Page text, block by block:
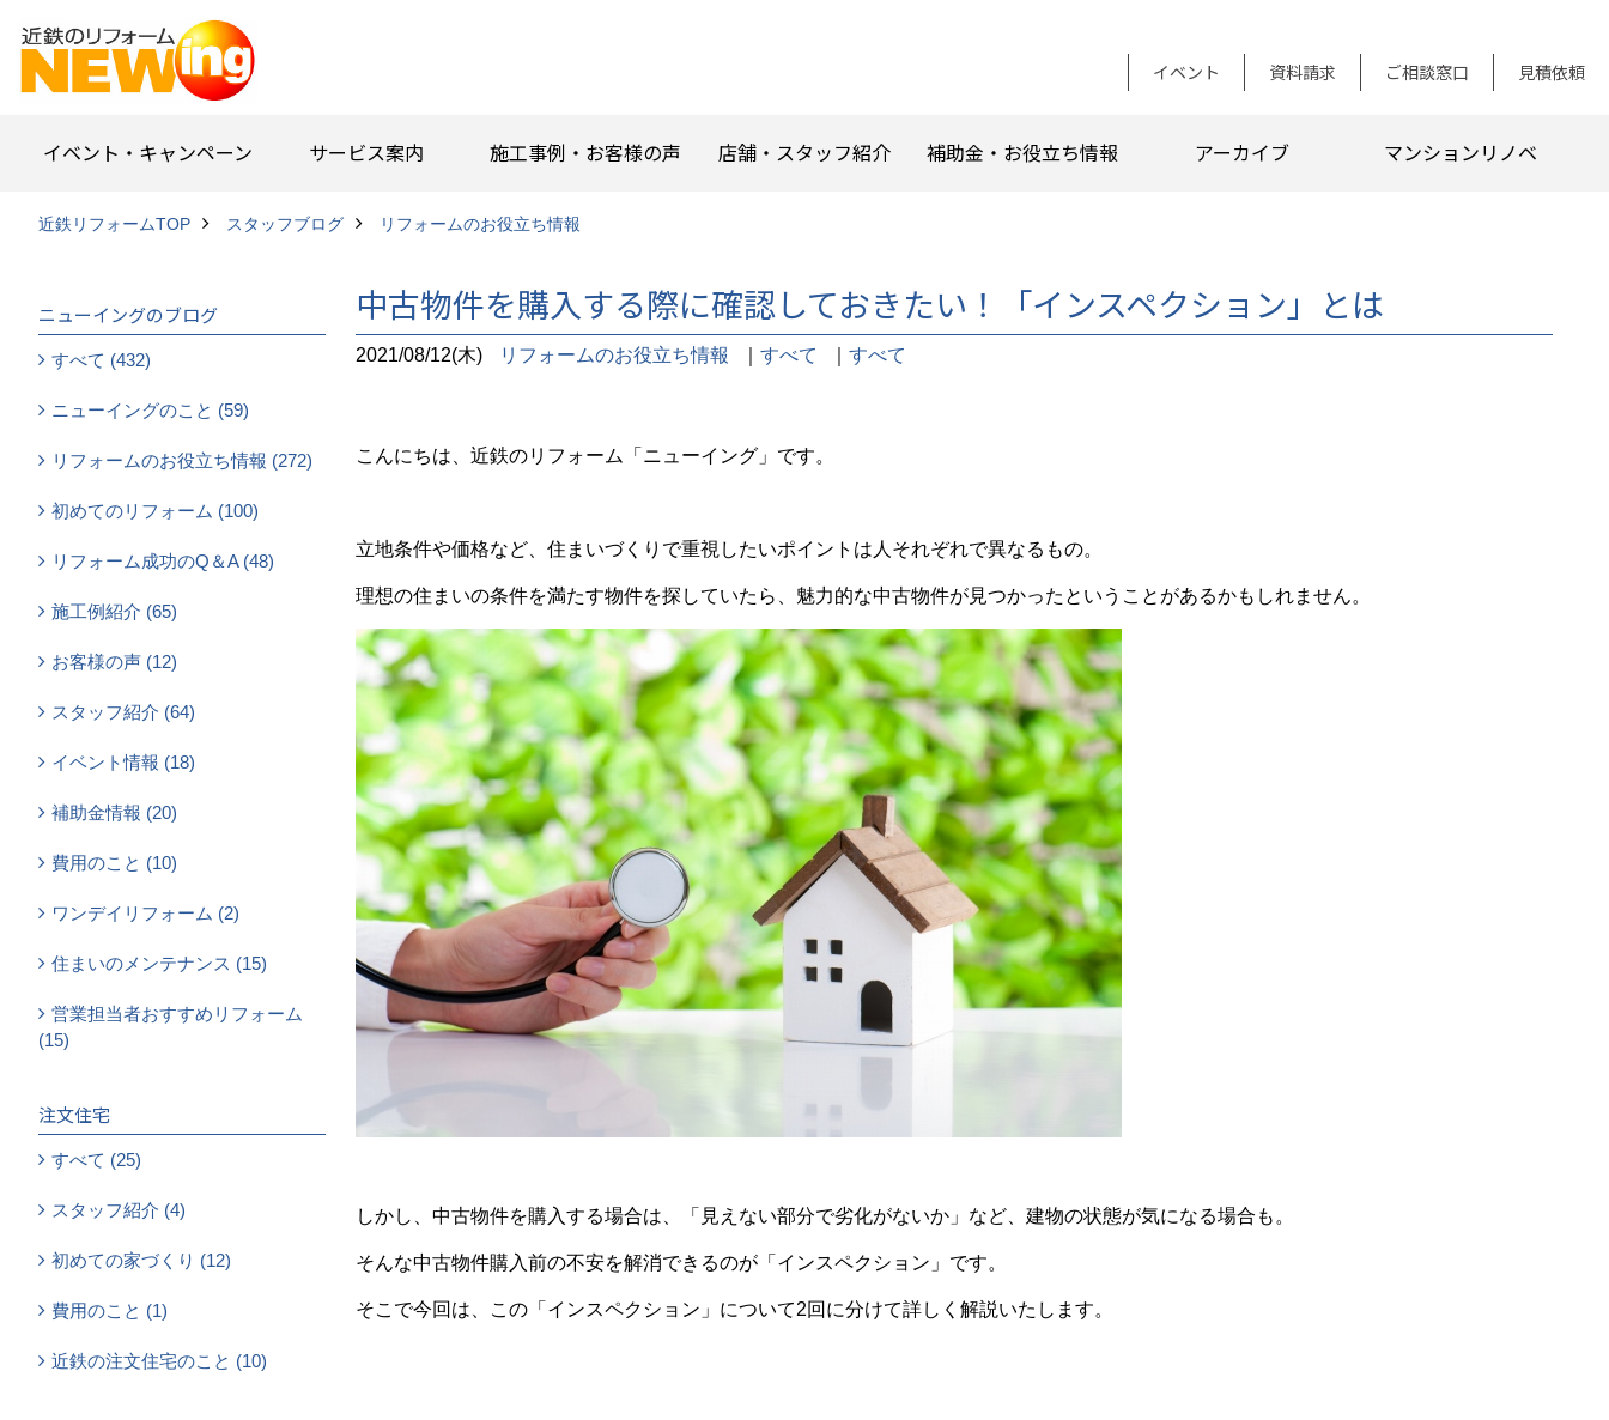
イベント 資料請求 ご相談窓口 見積依頼
イベント・キャンペーン サービス案内 施工事例・お客様の声 店舗・スタッフ紹介 補助金・お役立ち情報 アーカイブ マンションリノベ
近鉄リフォームTOP スタッフブログ リフォームのお役立ち情報
中古物件を購入する際に確認しておきたい！「インスペクション」とは
2021/08/12(木) リフォームのお役立ち情報 すべて すべて
こんにちは、近鉄のリフォーム「ニューイング」です。
立地条件や価格など、住まいづくりで重視したいポイントは人それぞれで異なるもの。
理想の住まいの条件を満たす物件を探していたら、魅力的な中古物件が見つかったということがあるかもしれません。
しかし、中古物件を購入する場合は、「見えない部分で劣化がないか」など、建物の状態が気になる場合も。
そんな中古物件購入前の不安を解消できるのが「インスペクション」です。
そこで今回は、この「インスペクション」について2回に分けて詳しく解説いたします。
ニューイングのブログ
すべて (432)
ニューイングのこと (59)
リフォームのお役立ち情報 (272)
初めてのリフォーム (100)
リフォーム成功のQ＆A (48)
施工例紹介 (65)
お客様の声 (12)
スタッフ紹介 (64)
イベント情報 (18)
補助金情報 (20)
費用のこと (10)
ワンデイリフォーム (2)
住まいのメンテナンス (15)
営業担当者おすすめリフォーム
(15)
注文住宅
すべて (25)
スタッフ紹介 (4)
初めての家づくり (12)
費用のこと (1)
近鉄の注文住宅のこと (10)